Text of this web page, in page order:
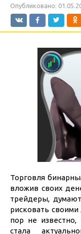
Опубликовано:
Торговля
вложив своих
трейдеры,
рисковать
пор не
стала